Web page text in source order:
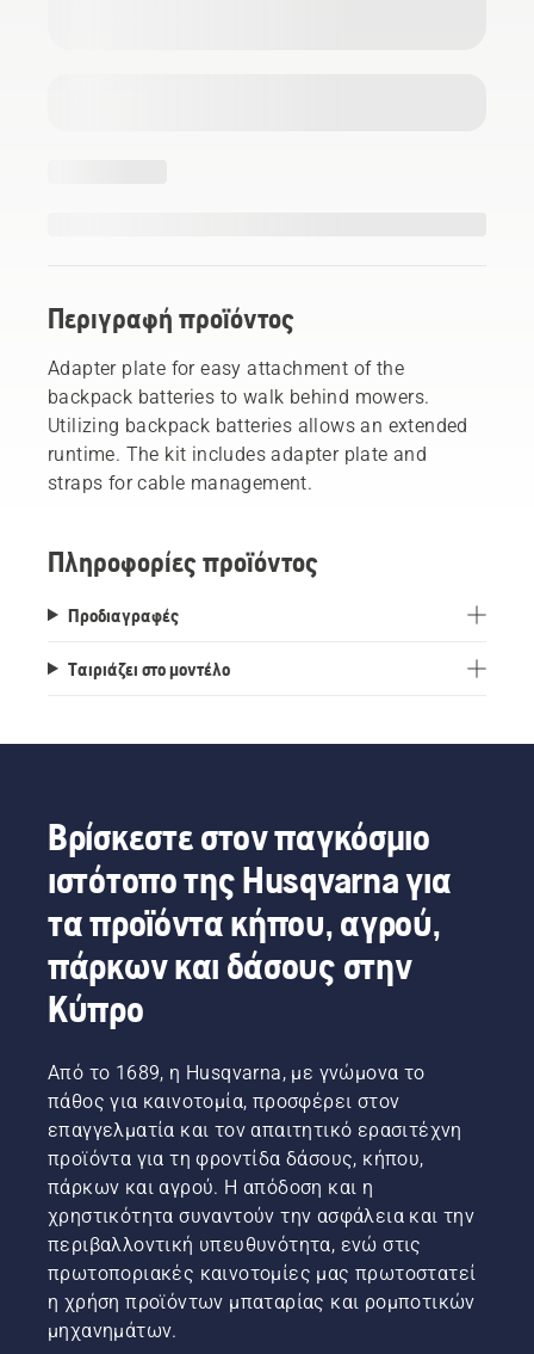
Περιγραφή προϊόντος
Adapter plate for easy attachment of the
backpack batteries to walk behind mowers.
Utilizing backpack batteries allows an extended
runtime. The kit includes adapter plate and
straps for cable management.
Πληροφορίες προϊόντος
Προδιαγραφές
Ταιριάζει στο μοντέλο
Βρίσκεστε στον παγκόσμιο
ιστότοπο της Husqvarna για
τα προϊόντα κήπου, αγρού,
πάρκων και δάσους στην
Κύπρο
Από το 1689, η Husqvarna, με γνώμονα το
πάθος για καινοτομία, προσφέρει στον
επαγγελματία και τον απαιτητικό ερασιτέχνη
προϊόντα για τη φροντίδα δάσους, κήπου,
πάρκων και αγρού. Η απόδοση και η
χρηστικότητα συναντούν την ασφάλεια και την
περιβαλλοντική υπευθυνότητα, ενώ στις
πρωτοποριακές καινοτομίες μας πρωτοστατεί
η χρήση προϊόντων μπαταρίας και ρομποτικών
μηχανημάτων.